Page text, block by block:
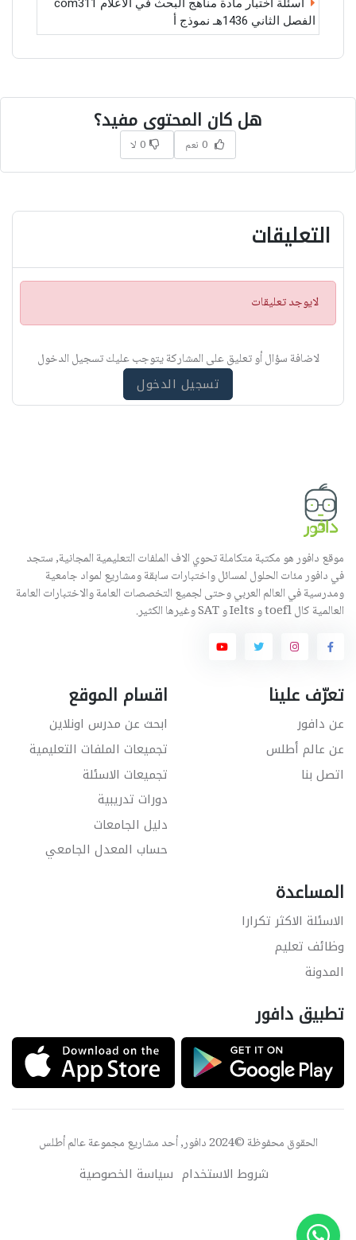
الفصل الثاني 1436هـ نموذج أ
هل كان المحتوى مفيد؟
0 نعم 0 لا
التعليقات
ت
ن
ي
لايوجد تعليقات
لاضافة سؤال أو تعليق على المشاركة يتوجب عليك تسجيل الدخول
تسجيل الدخول
موقع دافور هو مكتبة متكاملة تحوي الاف الملفات التعليمية المجانية, ستجد
في دافور مئات الحلول لمسائل واختبارات سابقة ومشاريع لمواد جامعية
ومدرسية في العالم العربي وحتى لجميع التخصصات العامة والاختبارات العامة
العالمية كال toefl و Ielts و SAT وغيرها الكثير.
تعرّف علينا
عن دافور
عن عالم أطلس
اتصل بنا
اقسام الموقع
ابحث عن مدرس اونلاين
تجميعات الملفات التعليمية
تجميعات الاسئلة
دورات تدريبية
دليل الجامعات
حساب المعدل الجامعي
المساعدة
الاسئلة الاكثر تكرارا
وظائف تعليم
المدونة
تطبيق دافور
الحقوق محفوظة ©2024 دافور, أحد مشاريع مجموعة عالم أطلس
شروط الاستخدام سياسة الخصوصية